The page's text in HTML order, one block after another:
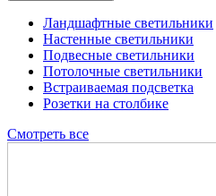
Ландшафтные светильники
Настенные светильники
Подвесные светильники
Потолочные светильники
Встраиваемая подсветка
Розетки на столбике
Смотреть все